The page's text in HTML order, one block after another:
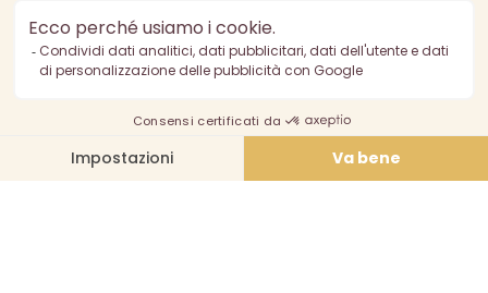
La vendita di alcolici è vietata ai minori di 18 anni. L'abuso di